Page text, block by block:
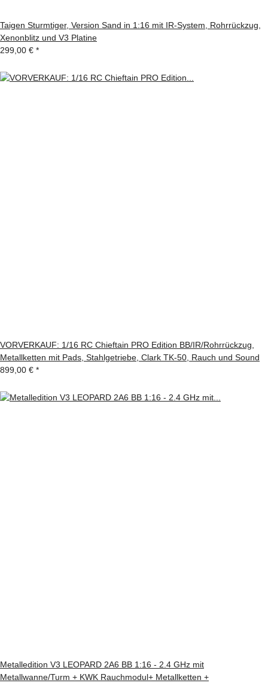
Taigen Sturmtiger, Version Sand in 1:16 mit IR-System, Rohrrückzug,
Xenonblitz und V3 Platine
299,00 € *
VORVERKAUF: 1/16 RC Chieftain PRO Edition BB/IR/Rohrrückzug,
Metallketten mit Pads, Stahlgetriebe, Clark TK-50, Rauch und Sound
899,00 € *
Metalledition V3 LEOPARD 2A6 BB 1:16 - 2.4 GHz mit
Metallwanne/Turm + KWK Rauchmodul+ Metallketten +